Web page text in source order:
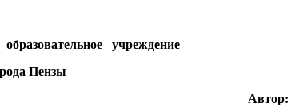
учреждение
Пензы
Автор: